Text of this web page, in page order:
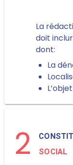
La
doit
dont:
La
2
SOCIAL